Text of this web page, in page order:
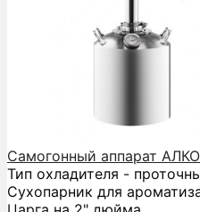
Самогонный аппарат
Тип охладителя -
Сухопарник для